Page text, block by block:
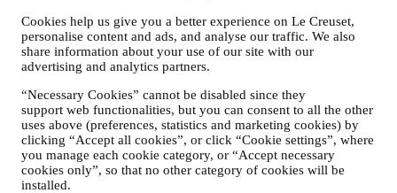
Cookies help us give you a better experience on Le Creuset,
personalise content and ads, and analyse our traffic. We also
share information about your use of our site with our
advertising and analytics partners.
“Necessary Cookies” cannot be disabled since they
support web functionalities, but you can consent to all the other
uses above (preferences, statistics and marketing cookies) by
clicking “Accept all cookies”, or click “Cookie settings”, where
you manage each cookie category, or “Accept necessary
cookies only”, so that no other category of cookies will be
installed.
onze producten en diensten voortdurend te verbeteren. Aan
het einde van het aankoopproces kunnen wij u ook uitnodigen
om uw productbeoordeling te schrijven. De beoordeling is
niet verplicht, en u bent vrij om deze al dan niet in te dienen.
Sommige van onze fysieke winkels gebruiken WhatsApp for
Business met klanten die daarom vragen, alleen om
ondersteuning te bieden en informatie over onze producten te
sturen. Dit kanaal is niet gericht op de verkoop van onze
producten. Er worden geen creditcardgegevens of andere
gevoelige informatie gevraagd via WhatsApp. U kunt meer te